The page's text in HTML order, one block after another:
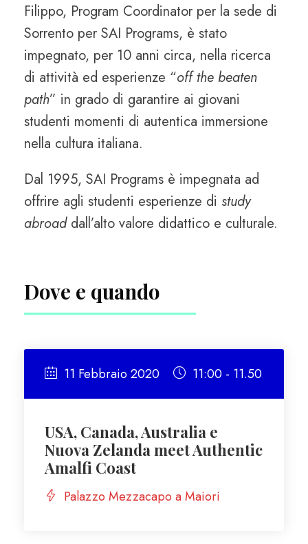
Filippo, Program Coordinator per la sede di
Sorrento per SAI Programs, è stato
impegnato, per 10 anni circa, nella ricerca
di attività ed esperienze “off the beaten
path” in grado di garantire ai giovani
studenti momenti di autentica immersione
nella cultura italiana.
Dal 1995, SAI Programs è impegnata ad
offrire agli studenti esperienze di study
abroaddall’alto valore didattico e culturale.
Dove e quando
11 Febbraio 2020 11:00 - 11.50
USA, Canada, Australia e
Nuova Zelanda meet Authentic
Amalfi Coast
Palazzo Mezzacapo a Maiori